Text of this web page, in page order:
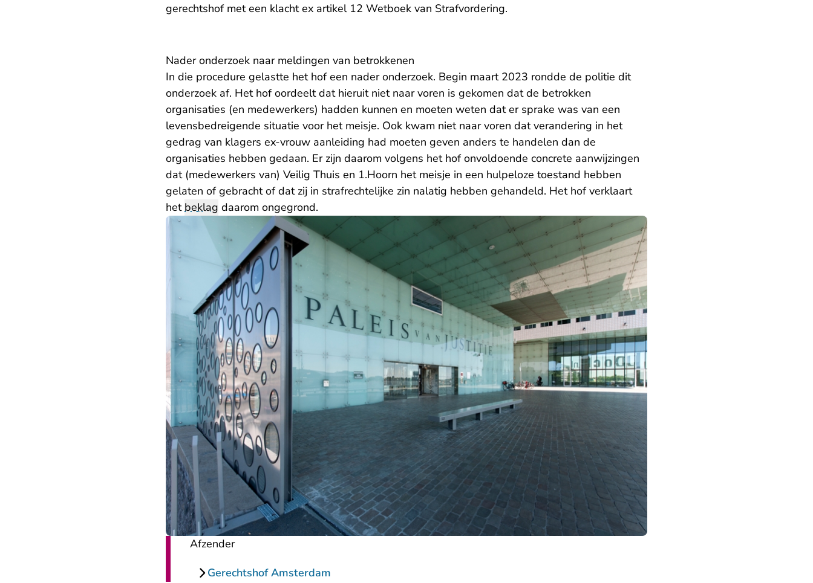
gerechtshof met een klacht ex artikel 12 Wetboek van Strafvordering.
Nader onderzoek naar meldingen van betrokkenen
In die procedure gelastte het hof een nader onderzoek. Begin maart 2023 rondde de politie dit
onderzoek af. Het hof oordeelt dat hieruit niet naar voren is gekomen dat de betrokken
organisaties (en medewerkers) hadden kunnen en moeten weten dat er sprake was van een
levensbedreigende situatie voor het meisje. Ook kwam niet naar voren dat verandering in het
gedrag van klagers ex-vrouw aanleiding had moeten geven anders te handelen dan de
organisaties hebben gedaan. Er zijn daarom volgens het hof onvoldoende concrete aanwijzingen
dat (medewerkers van) Veilig Thuis en 1.Hoorn het meisje in een hulpeloze toestand hebben
gelaten of gebracht of dat zij in strafrechtelijke zin nalatig hebben gehandeld. Het hof verklaart
hetbeklag daarom ongegrond.
Afzender
Gerechtshof Amsterdam